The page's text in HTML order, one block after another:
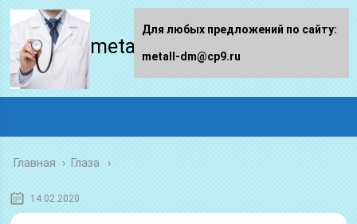
metall-dm.ru
Главная › Глаза
14.02.2020
Для любых предложений по сайту:
metall-dm@cp9.ru